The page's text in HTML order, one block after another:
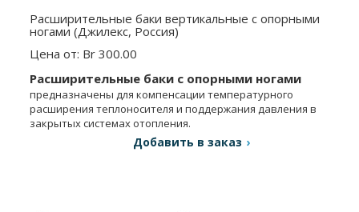
Расширительные баки вертикальные с опорными
ногами (Джилекс, Россия)
Цена от: Br 300.00
Расширительные баки с опорными ногами
предназначены для компенсации температурного
расширения теплоносителя и поддержания давления в
закрытых системах отопления.
Добавить в заказ